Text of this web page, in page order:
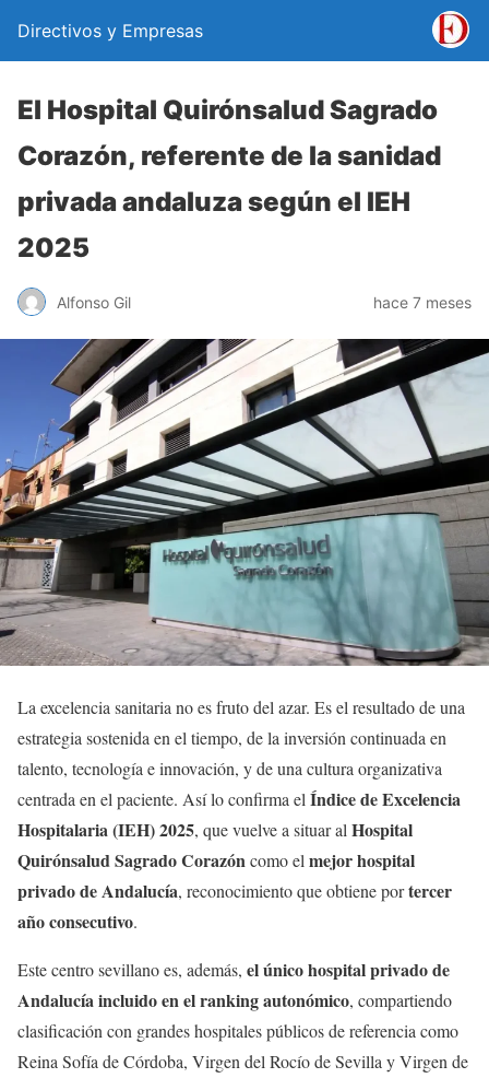
Directivos y Empresas
El Hospital Quirónsalud Sagrado
Corazón, referente de la sanidad
privada andaluza según el IEH
2025
Alfonso Gil hace 7 meses
La excelencia sanitaria no es fruto del azar. Es el resultado de una
estrategia sostenida en el tiempo, de la inversión continuada en
talento, tecnología e innovación, y de una cultura organizativa
centrada en el paciente. Así lo confirma el Índice de Excelencia
Hospitalaria (IEH) 2025, que vuelve a situar al Hospital
Quirónsalud Sagrado Corazóncomo el mejor hospital
privado de Andalucía, reconocimiento que obtiene portercer
año consecutivo.
Este centro sevillano es, además, el único hospital privado de
Andalucía incluido en el ranking autonómico, compartiendo
clasificación con grandes hospitales públicos de referencia como
Reina Sofía de Córdoba, Virgen del Rocío de Sevilla y Virgen de